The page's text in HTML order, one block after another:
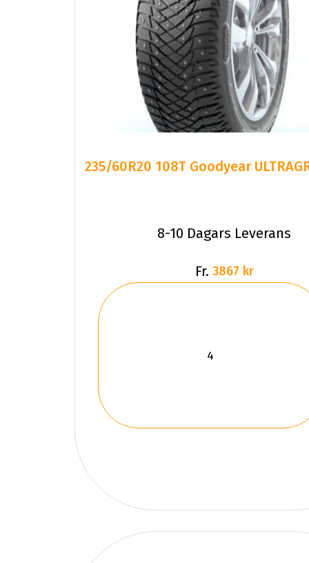
235/60R20 108T Goodyear
8-10 Dagars Leverans
Fr. 3867 kr